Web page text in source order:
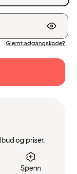
Glemt adgangskode?
og priser.
Spenn